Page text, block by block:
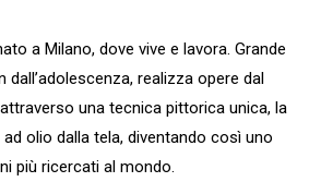
a Milano, dove vive e lavora. Grande
dall’adolescenza, realizza opere dal
una tecnica pittorica unica, la
olio dalla tela, diventando così uno
più ricercati al mondo.